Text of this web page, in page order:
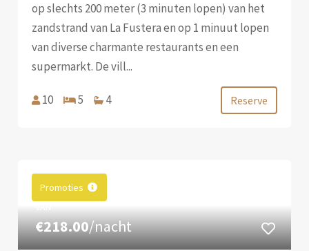
op slechts 200 meter (3 minuten lopen) van het
zandstrand van La Fustera en op 1 minuut lopen
van diverse charmante restaurants en een
supermarkt. De vill...
10 5 4 Reserve
Promoties
€218.00/nacht